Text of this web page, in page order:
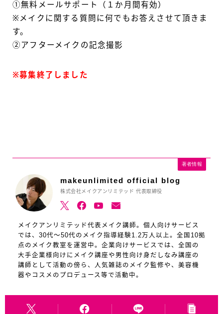
①無料メールサポート（１か月間有効）
※メイクに関する質問に何でもお答えさせて頂きま
す。
②アフターメイクの記念撮影
※募集終了しました
著者情報
makeunlimited official blog
株式会社メイクアンリミテッド 代表取締役
メイクアンリミテッド代表メイク講師。個人向けサービス
では、30代～50代のメイク指導経験1.2万人以上。全国10拠
点のメイク教室を運営中。企業向けサービスでは、全国の
大手企業様向けにメイク講座や男性向け身だしなみ講座の
講師として活動の傍ら、人気雑誌のメイク監修や、美容機
器やコスメのプロデュース等で活動中。